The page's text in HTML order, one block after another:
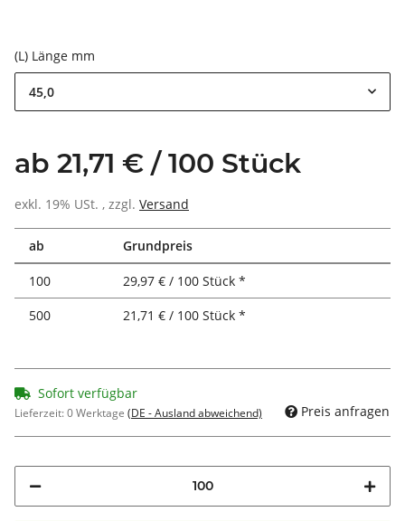
(L) Länge mm
45,0
ab 21,71 € / 100 Stück
exkl. 19% USt. , zzgl. Versand
ab Grundpreis
100
29,97 € / 100 Stück *
500
21,71 € / 100 Stück *
Sofort verfügbar
Lieferzeit:0 Werktage (DE - Ausland abweichend) Preis anfragen